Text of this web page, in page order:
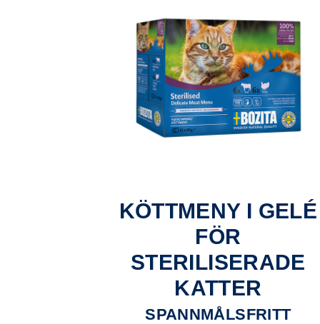
KÖTTMENY I GELÉ
FÖR
STERILISERADE
KATTER
SPANNMÅLSFRITT